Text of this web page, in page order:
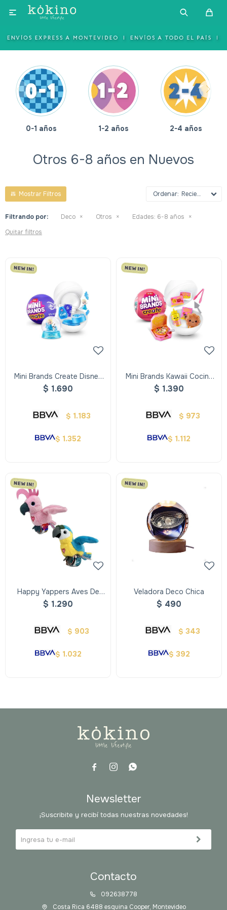

0-1 años 1-2 años 2-4 años
Otros 6-8 años en Nuevos
Recientes
Filtrando por: Deco Otros Edades: 6-8 años
Quitar filtros
Mini Brands Create Disney
Snow Glo
$ 1.690
$ 1.183
$ 1.352
Mini Brands Kawaii Cocina
Capsula
$ 1.390
$ 973
$ 1.112
Happy Yappers Aves De
Peluche Interactivas Con
$ 1.290
$ 903
$ 1.032
Veladora Deco Chica
$ 490
$ 343
$ 392
  
Contacto
092638778
Costa Rica 6488 esquina Cooper, Montevideo
Newsletter
¡Suscribite y recibí todas nuestras novedades!